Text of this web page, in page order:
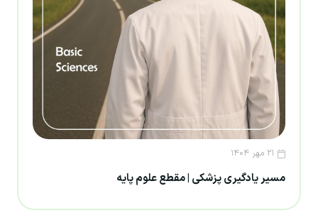
۲۱ مهر ۱۴۰۴
مسیر یادگیری پزشکی | مقطع علوم پایه